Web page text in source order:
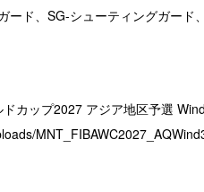
ード、SG-シューティングガード
ドカップ2027 アジア地区予選